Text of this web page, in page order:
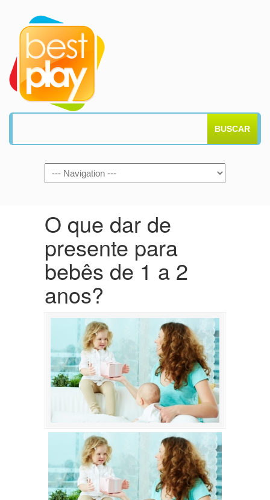
BUSCAR
O que dar de
presente para
bebês de 1 a 2
anos?